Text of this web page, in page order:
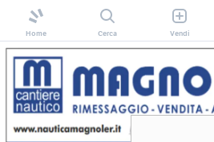
Home Cerca Vendi